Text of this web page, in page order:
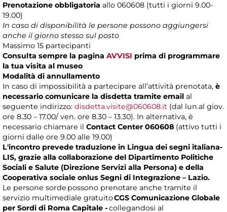
Prenotazione obbligatoria allo 060608 (tutti i giorni 9.00-
19.00)
In caso di disponibilità le persone possono aggiungersi
anche il giorno stesso sul posto
Massimo 15 partecipanti
Consulta sempre la pagina AVVISI prima di programmare
la tua visita al museo
Modalità di annullamento
In caso di impossibilità a partecipare all’attività prenotata, è
necessario comunicare la disdetta tramite email al
seguente indirizzo: disdetta.visite@060608.it (dal lun.al giov.
ore 8.30 – 17.00/ ven. ore 8.30 – 13.30). In alternativa, è
necessario chiamare il Contact Center 060608 (attivo tutti i
giorni dalle ore 9.00 alle 19.00)
L'incontro prevede traduzione in Lingua dei segni italiana-
LIS, grazie alla collaborazione del Dipartimento Politiche
Sociali e Salute (Direzione Servizi alla Persona) e della
Cooperativa sociale onlus Segni di Integrazione – Lazio.
Le persone sorde possono prenotare anche tramite il
servizio multimediale gratuitoCGS Comunicazione Globale
per Sordi di Roma Capitale -collegandosi al